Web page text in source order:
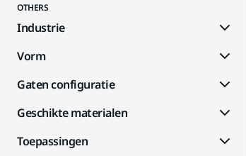
OTHERS
Industrie
Vorm
Gaten configuratie
Geschikte materialen
Toepassingen